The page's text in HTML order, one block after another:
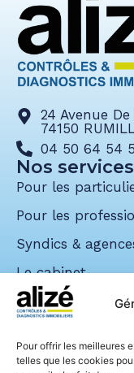
Pour offrir les meilleures
telles que les cookies
24 Avenue
74150
04 50 64 54
Nos services
Pour les
Pour les
Syndics &
Le cabinet
Nos réalisations
Nos horaires